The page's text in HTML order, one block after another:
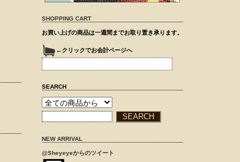
SHOPPING CART
お買い上げの商品は一週間までお取り置き承ります。
←クリックでお会計ページへ
SEARCH
NEW ARRIVAL
@Sheyeyeからのツイート